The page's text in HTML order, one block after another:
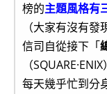
榜的主題風格有
（大家有沒有發
信司自從接下「
（
每天幾乎忙到分